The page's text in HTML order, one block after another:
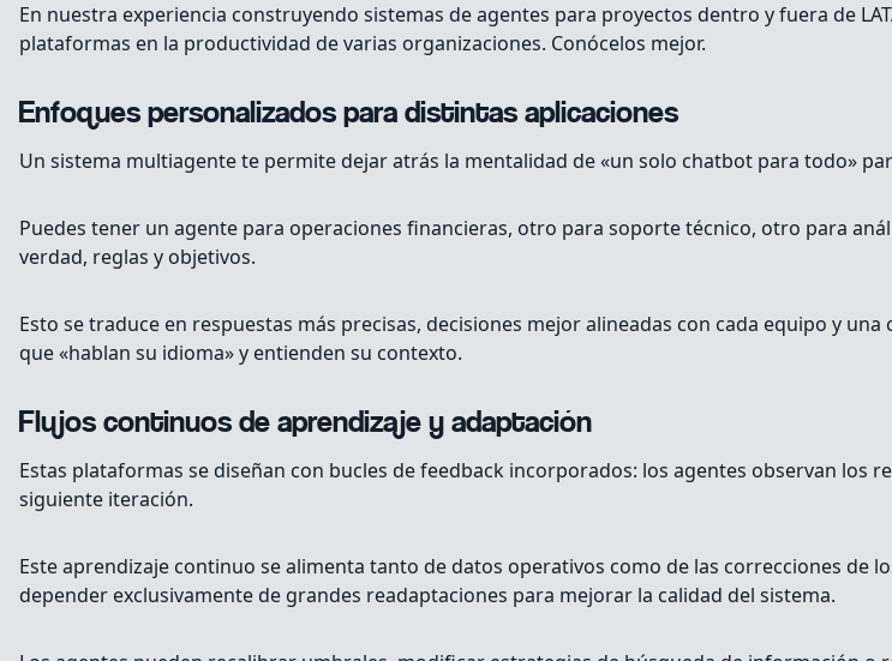
En nuestra experiencia construyendo sistemas de agentes para proyectos dentro y fuera de
plataformas en la productividad de varias organizaciones. Conócelos mejor.
Enfoques personalizados para distintas aplicaciones
Un sistema multiagente te permite dejar atrás la mentalidad de «un solo chatbot para todo»
Puedes tener un agente para operaciones financieras, otro para soporte técnico, otro para
verdad, reglas y objetivos.
Esto se traduce en respuestas más precisas, decisiones mejor alineadas con cada equipo y
que «hablan su idioma» y entienden su contexto.
Flujos continuos de aprendizaje y adaptación
Estas plataformas se diseñan con bucles de feedback incorporados: los agentes observan los
siguiente iteración.
Este aprendizaje continuo se alimenta tanto de datos operativos como de las correcciones de
depender exclusivamente de grandes readaptaciones para mejorar la calidad del sistema.